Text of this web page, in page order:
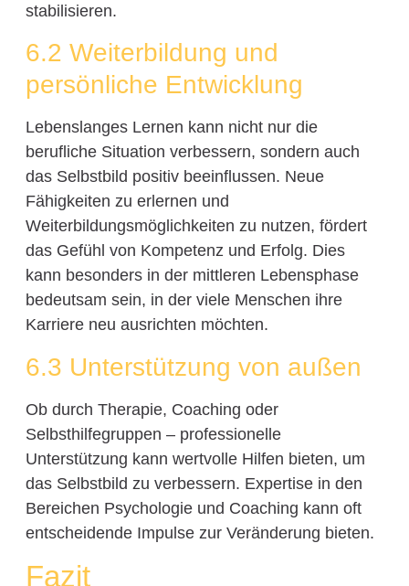
stabilisieren.
6.2 Weiterbildung und
persönliche Entwicklung
Lebenslanges Lernen kann nicht nur die
berufliche Situation verbessern, sondern auch
das Selbstbild positiv beeinflussen. Neue
Fähigkeiten zu erlernen und
Weiterbildungsmöglichkeiten zu nutzen, fördert
das Gefühl von Kompetenz und Erfolg. Dies
kann besonders in der mittleren Lebensphase
bedeutsam sein, in der viele Menschen ihre
Karriere neu ausrichten möchten.
6.3 Unterstützung von außen
Ob durch Therapie, Coaching oder
Selbsthilfegruppen – professionelle
Unterstützung kann wertvolle Hilfen bieten, um
das Selbstbild zu verbessern. Expertise in den
Bereichen Psychologie und Coaching kann oft
entscheidende Impulse zur Veränderung bieten.
Fazit